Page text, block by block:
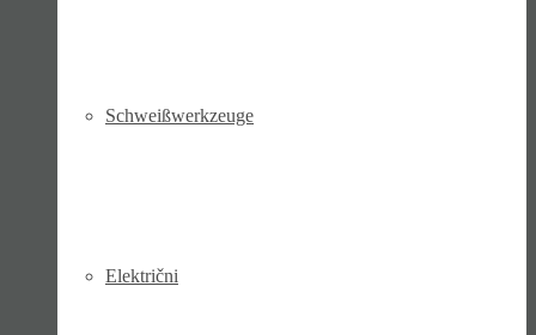
Schweiß­werk­zeuge
Električni